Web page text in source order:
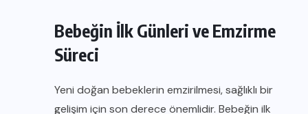
Bebeğin İlk Günleri ve Emzirme
Süreci
Yeni doğan bebeklerin emzirilmesi, sağlıklı bir
gelişim için son derece önemlidir. Bebeğin ilk